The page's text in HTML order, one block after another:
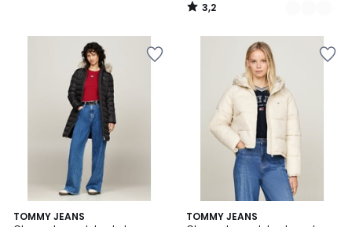
3,2
/
TOMMY JEANS
TOMMY JEANS